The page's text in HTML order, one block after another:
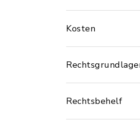
Kosten
Rechtsbehelf